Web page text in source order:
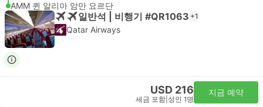
AMM 퀸 알리아 암만 요르단
일반석 | 비행기 #QR1063 +1
Qatar Airways
USD 216
세금 포함 성인 1명
지금 예약